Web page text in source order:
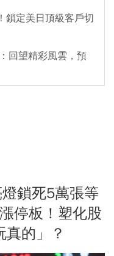
鎖定美日頂級客戶切
回望精彩風雲，預
鎖死5萬張等
停板！塑化股
的」？